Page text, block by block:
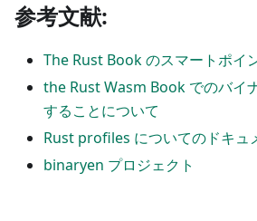
参考文献:
The Rust Book のスマートポイ
the Rust Wasm Book でのバイ
することについて
Rust profiles についてのドキュ
binaryen プロジェクト